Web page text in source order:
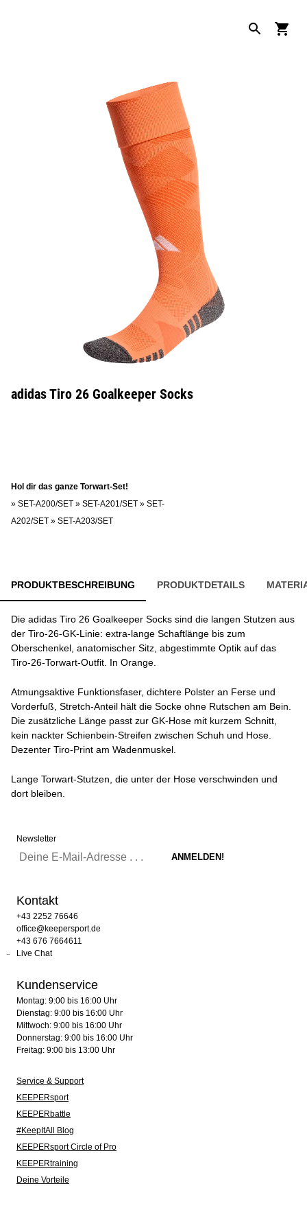
adidas Tiro 26 Goalkeeper Socks
Hol dir das ganze Torwart-Set!
» SET-A200/SET » SET-A201/SET » SET-
A202/SET » SET-A203/SET
PRODUKTBESCHREIBUNG PRODUKTDETAILS
Die adidas Tiro 26 Goalkeeper Socks sind die langen Stutzen aus
der Tiro-26-GK-Linie: extra-lange Schaftlänge bis zum
Oberschenkel, anatomischer Sitz, abgestimmte Optik auf das
Tiro-26-Torwart-Outfit. In Orange.
Atmungsaktive Funktionsfaser, dichtere Polster an Ferse und
Vorderfuß, Stretch-Anteil hält die Socke ohne Rutschen am Bein.
Die zusätzliche Länge passt zur GK-Hose mit kurzem Schnitt,
kein nackter Schienbein-Streifen zwischen Schuh und Hose.
Dezenter Tiro-Print am Wadenmuskel.
Lange Torwart-Stutzen, die unter der Hose verschwinden und
dort bleiben.
Newsletter
Kontakt
+43 2252 76646
office@keepersport.de
+43 676 7664611
Live Chat
Kundenservice
Montag: 9:00 bis 16:00 Uhr
Dienstag: 9:00 bis 16:00 Uhr
Mittwoch: 9:00 bis 16:00 Uhr
Donnerstag: 9:00 bis 16:00 Uhr
Freitag: 9:00 bis 13:00 Uhr
Service & Support
KEEPERsport
KEEPERbattle
#KeepItAll Blog
KEEPERsport Circle of Pro
KEEPERtraining
Deine Vorteile